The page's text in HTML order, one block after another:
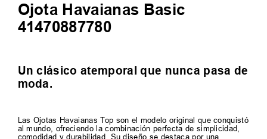
Ojota Havaianas Basic
41470887780
Un clásico atemporal que nunca pasa de
moda.
Las Ojotas Havaianas Top son el modelo original que conquistó
al mundo, ofreciendo la combinación perfecta de simplicidad,
comodidad y durabilidad. Su diseño se destaca por una